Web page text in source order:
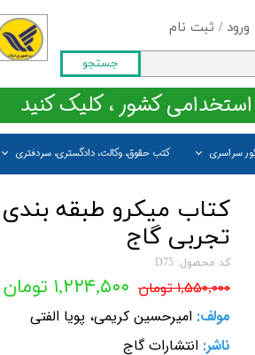
ورود / ثبت نام
حساب کاربری من
تغییر گذر واژه
سفارشات
خروج از حساب کاربری
جستجو
سراسری کتب حقوق، وکالت، دادگستری، سردفتری
کشور ، کلیک کنید
کتاب میکرو طبقه
تجربی گاج
کد محصول: D75
۱,۵۵۰,۰۰۰ تومان ۱,۲۲۴,۵۰۰ تومان
مولف: امیرحسین کریمی، پویا الفتی
ناشر: انتشارات گاج